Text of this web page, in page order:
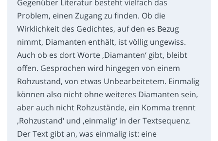
Gegenüber Literatur besteht vielfach das
Problem, einen Zugang zu finden. Ob die
Wirklichkeit des Gedichtes, auf den es Bezug
nimmt, Diamanten enthält, ist völlig ungewiss.
Auch ob es dort Worte ‚Diamanten‘ gibt, bleibt
offen. Gesprochen wird hingegen von einem
Rohzustand, von etwas Unbearbeitetem. Einmalig
können also nicht ohne weiteres Diamanten sein,
aber auch nicht Rohzustände, ein Komma trennt
‚Rohzustand‘ und ‚einmalig‘ in der Textsequenz.
Der Text gibt an, was einmalig ist: eine